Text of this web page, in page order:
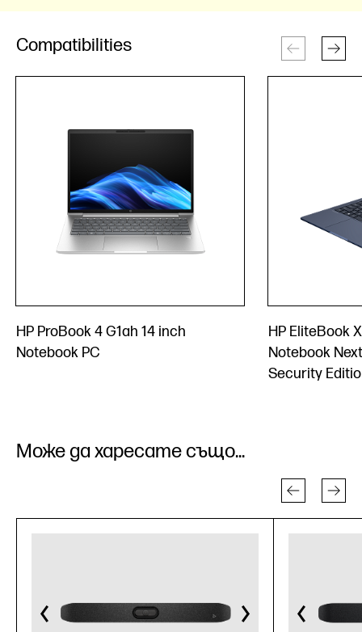
Compatibilities
HP ProBook 4 G1ah 14 inch
Notebook PC
HP EliteBook
Notebook
Security
Може да харесате също...